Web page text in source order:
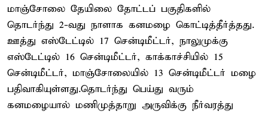
மாஞ்சோலை தேயிலை தோட்டப் பகுதிகளில்
தொடர்ந்து 2-வது நாளாக கனமழை கொட்டித்தீர்த்தது.
ஊத்து எஸ்டேட்டில் 17 சென்டிமீட்டர், நாலுமுக்கு
எஸ்டேட்டில் 16 சென்டிமீட்டர், காக்காச்சியில் 15
சென்டிமீட்டர், மாஞ்சோலையில் 13 சென்டிமீட்டர் மழை
பதிவாகியுள்ளது.தொடர்ந்து பெய்து வரும்
கனமழையால் மணிமுத்தாறு அருவிக்கு நீர்வரத்து